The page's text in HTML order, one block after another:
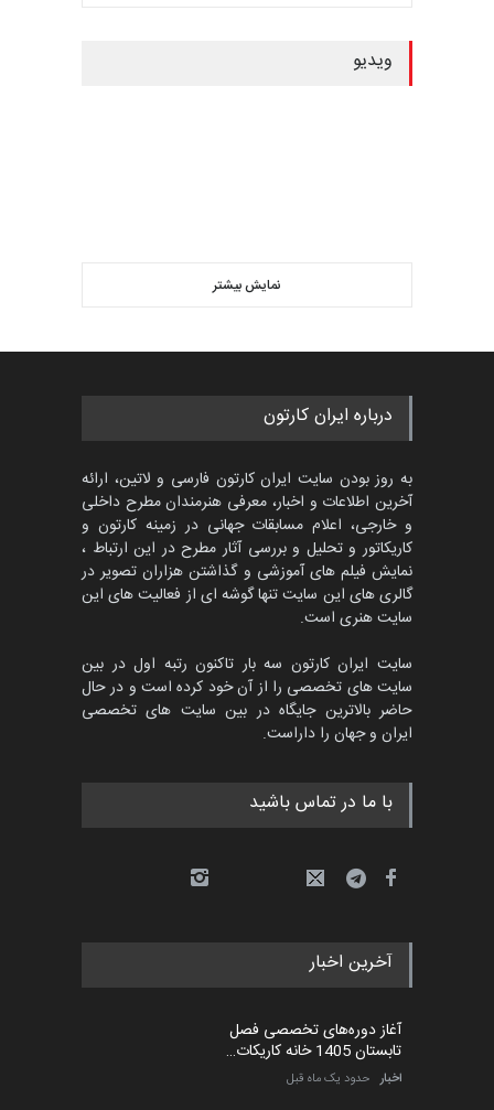
ویدیو
نمایش بیشتر
درباره ایران کارتون
به روز بودن سایت ایران کارتون فارسی و لاتین، ارائه
آخرین اطلاعات و اخبار، معرفی هنرمندان مطرح داخلی
و خارجی، اعلام مسابقات جهانی در زمینه کارتون و
کاریکاتور و تحلیل و بررسی آثار مطرح در این ارتباط ،
نمایش فیلم های آموزشی و گذاشتن هزاران تصویر در
گالری های این سایت تنها گوشه ای از فعالیت های این
سایت هنری است.
سایت ایران کارتون سه بار تاکنون رتبه اول در بین
سایت های تخصصی را از آن خود کرده است و در حال
حاضر بالاترین جایگاه در بین سایت های تخصصی
ایران و جهان را داراست.
با ما در تماس باشید
آخرین اخبار
آغاز دوره‌های تخصصی فصل
تابستان 1405 خانه کاریکات…
اخبار حدود یک ماه قبل